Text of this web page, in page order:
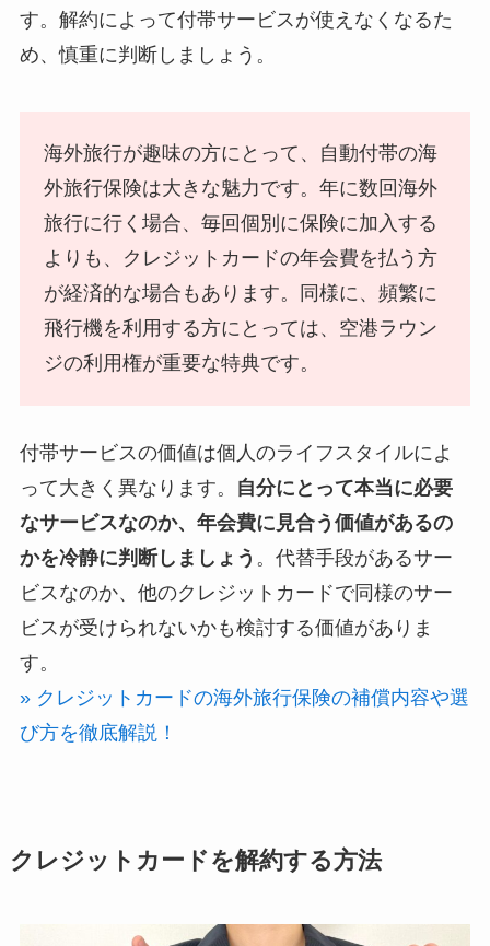
す。解約によって付帯サービスが使えなくなるた
め、慎重に判断しましょう。
海外旅行が趣味の方にとって、自動付帯の海
外旅行保険は大きな魅力です。年に数回海外
旅行に行く場合、毎回個別に保険に加入する
よりも、クレジットカードの年会費を払う方
が経済的な場合もあります。同様に、頻繁に
飛行機を利用する方にとっては、空港ラウン
ジの利用権が重要な特典です。
付帯サービスの価値は個人のライフスタイルによ
って大きく異なります。
自分にとって本当に必要
なサービスなのか、年会費に見合う価値があるの
かを冷静に判断しましょう 。代替手段があるサー
ビスなのか、他のクレジットカードで同様のサー
ビスが受けられないかも検討する価値がありま
す。
» クレジットカードの海外旅行保険の補償内容や選
び方を徹底解説！
クレジットカードを解約する方法